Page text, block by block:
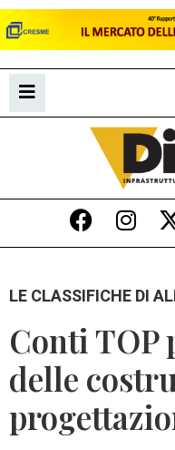
LE CLASSIFICHE DI
Conti TOP
delle